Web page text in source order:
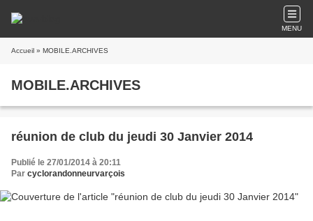
MENU
Accueil » MOBILE.ARCHIVES
MOBILE.ARCHIVES
réunion de club du jeudi 30 Janvier 2014
Publié le 27/01/2014 à 20:11
Par cyclorandonneurvarçois